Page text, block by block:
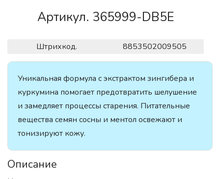
Артикул. 365999-DB5E
Штрихкод. 8853502009505
Уникальная формула с экстрактом зингибера и
куркумина помогает предотвратить шелушение
и замедляет процессы старения. Питательные
вещества семян сосны и ментол освежают и
тонизируют кожу.
Описание